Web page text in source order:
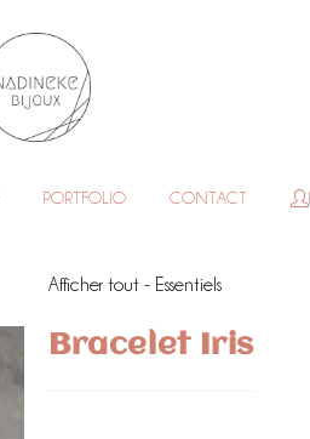
PORTFOLIO CONTACT
Afficher tout - Essentiels
Bracelet Iris